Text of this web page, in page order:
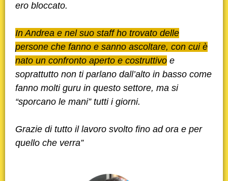
ero bloccato.
In Andrea e nel suo staff ho trovato delle
persone che fanno e sanno ascoltare, con cui è
nato un confronto aperto e costruttivo e
soprattutto non ti parlano dall’alto in basso come
fanno molti guru in questo settore, ma si
“sporcano le mani” tutti i giorni.
Grazie di tutto il lavoro svolto fino ad ora e per
quello che verra”